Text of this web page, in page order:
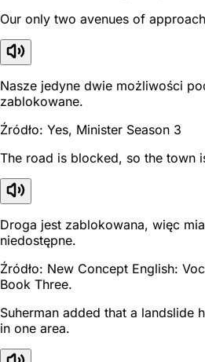
Our only two avenues of
Nasze jedyne dwie możliwości
zablokowane.
Źródło: Yes, Minister Season 3
The road is blocked, so the town
Droga jest zablokowana, więc
niedostępne.
Źródło: New Concept English:
Book Three.
Suherman added that a landslide
in one area.